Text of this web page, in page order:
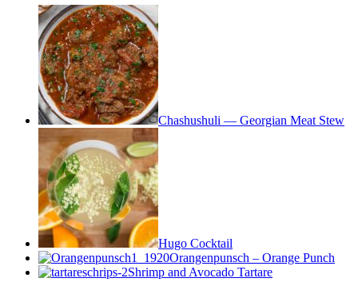
Chashushuli — Georgian Meat Stew
Hugo Cocktail
Orangenpunsch – Orange Punch
Shrimp and Avocado Tartare